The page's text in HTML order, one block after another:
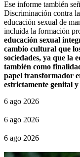
Ese informe también
Discriminación contra
educación sexual de
incluida la formación
educación sexual
cambio cultural que
sociedades, ya que la
también como
papel transformador
estrictamente genital
6 ago 2026
6 ago 2026
6 ago 2026